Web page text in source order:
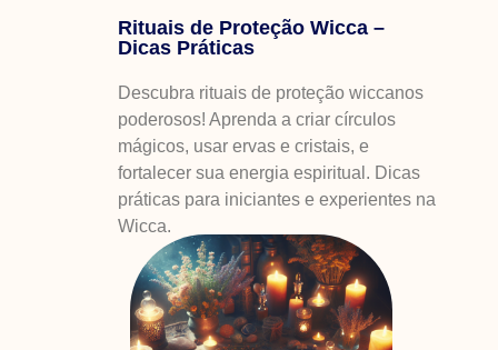
Rituais de Proteção Wicca –
Dicas Práticas
Descubra rituais de proteção wiccanos
poderosos! Aprenda a criar círculos
mágicos, usar ervas e cristais, e
fortalecer sua energia espiritual. Dicas
práticas para iniciantes e experientes na
Wicca.